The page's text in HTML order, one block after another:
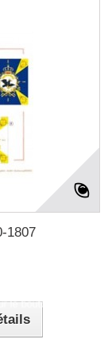
1807
liées à vos
Pour donner
le bouton